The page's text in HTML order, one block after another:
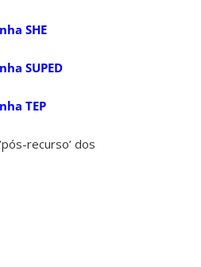
SHE
SUPED
TEP
recurso’ dos